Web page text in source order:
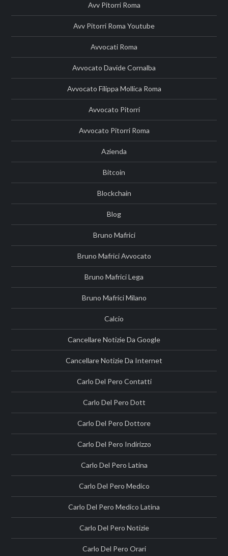
Avv Pitorri Roma
Avv Pitorri Roma Youtube
Avvocati Roma
Avvocato Davide Cornalba
Avvocato Filippa Mollica Roma
Avvocato Pitorri
Avvocato Pitorri Roma
Azienda
Bitcoin
Blockchain
Blog
Bruno Mafrici
Bruno Mafrici Avvocato
Bruno Mafrici Lega
Bruno Mafrici Milano
Calcio
Cancellare Notizie Da Google
Cancellare Notizie Da Internet
Carlo Del Pero Contatti
Carlo Del Pero Dott
Carlo Del Pero Dottore
Carlo Del Pero Indirizzo
Carlo Del Pero Latina
Carlo Del Pero Medico
Carlo Del Pero Medico Latina
Carlo Del Pero Notizie
Carlo Del Pero Orari